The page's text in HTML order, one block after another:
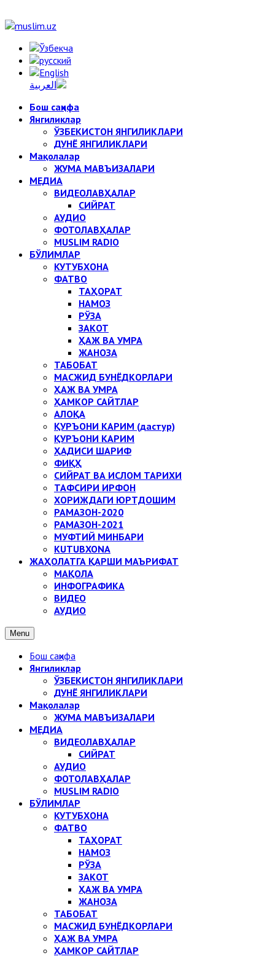
Бош саҳифа
Янгиликлар
ЎЗБЕКИСТОН ЯНГИЛИКЛАРИ
ДУНЁ ЯНГИЛИКЛАРИ
Мақолалар
ЖУМА МАВЪИЗАЛАРИ
МЕДИА
ВИДЕОЛАВҲАЛАР
СИЙРАТ
АУДИО
ФОТОЛАВҲАЛАР
MUSLIM RADIO
БЎЛИМЛАР
КУТУБХОНА
ФАТВО
ТАҲОРАТ
НАМОЗ
РЎЗА
ЗАКОТ
ҲАЖ ВА УМРА
ЖАНОЗА
ТАБОБАТ
МАСЖИД БУНЁДКОРЛАРИ
ҲАЖ ВА УМРА
ҲАМКОР САЙТЛАР
АЛОҚА
ҚУРЪОНИ КАРИМ (дастур)
ҚУРЪОНИ КАРИМ
ҲАДИСИ ШАРИФ
ФИҚҲ
СИЙРАТ ВА ИСЛОМ ТАРИХИ
ТАФСИРИ ИРФОН
ХОРИЖДАГИ ЮРТДОШИМ
РАМАЗОН-2020
РАМАЗОН-2021
МУФТИЙ МИНБАРИ
KUTUBXONA
ЖАҲОЛАТГА ҚАРШИ МАЪРИФАТ
МАҚОЛА
ИНФОГРАФИКА
ВИДЕО
АУДИО
Menu
Бош саҳифа
Янгиликлар
ЎЗБЕКИСТОН ЯНГИЛИКЛАРИ
ДУНЁ ЯНГИЛИКЛАРИ
Мақолалар
ЖУМА МАВЪИЗАЛАРИ
МЕДИА
ВИДЕОЛАВҲАЛАР
СИЙРАТ
АУДИО
ФОТОЛАВҲАЛАР
MUSLIM RADIO
БЎЛИМЛАР
КУТУБХОНА
ФАТВО
ТАҲОРАТ
НАМОЗ
РЎЗА
ЗАКОТ
ҲАЖ ВА УМРА
ЖАНОЗА
ТАБОБАТ
МАСЖИД БУНЁДКОРЛАРИ
ҲАЖ ВА УМРА
ҲАМКОР САЙТЛАР